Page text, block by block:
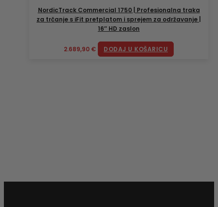
NordicTrack Commercial 1750 | Profesionalna traka
za trčanje s iFit pretplatom i sprejem za održavanje |
16″ HD zaslon
2.689,90 € DODAJ U KOŠARICU